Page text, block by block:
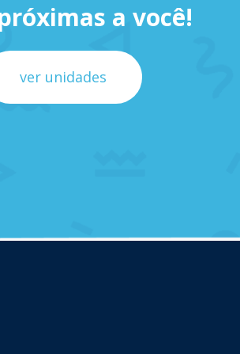
a você!
ver unidades